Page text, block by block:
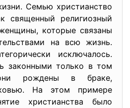
Семью христианство
священный религиозный
которые связаны
на всю жизнь.
исключалось.
законными только в том
рождены в браке,
На этом примере
христианства было